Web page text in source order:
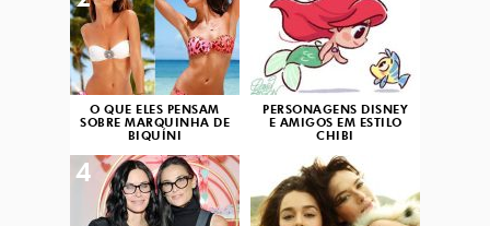
O QUE ELES PENSAM
SOBRE MARQUINHA DE
BIQUÍNI
PERSONAGENS DISNEY
E AMIGOS EM ESTILO
CHIBI
4